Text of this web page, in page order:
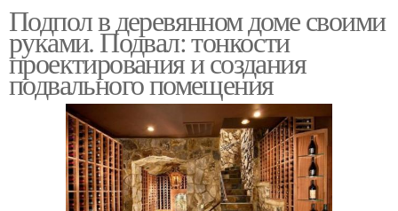
Подпол в деревянном доме своими
руками. Подвал: тонкости
проектирования и создания
подвального помещения